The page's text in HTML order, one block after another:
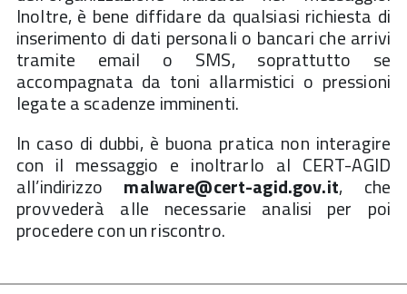
Inoltre, è bene diffidare da qualsiasi richiesta di
inserimento di dati personali o bancari che arrivi
tramite email o SMS, soprattutto se
accompagnata da toni allarmistici o pressioni
legate a scadenze imminenti.
In caso di dubbi, è buona pratica non interagire
con il messaggio e inoltrarlo al CERT-AGID
all’indirizzo malware@cert-agid.gov.it, che
provvederà alle necessarie analisi per poi
procedere con un riscontro.